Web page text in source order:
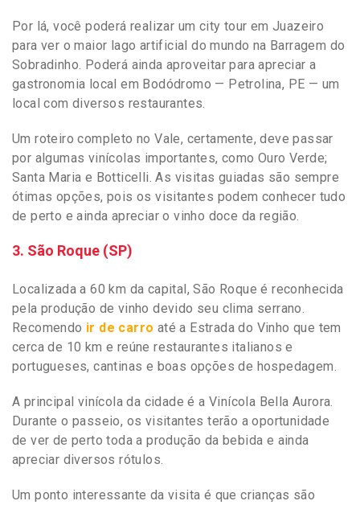
Por lá, você poderá realizar um city tour em Juazeiro
para ver o maior lago artificial do mundo na Barragem do
Sobradinho. Poderá ainda aproveitar para apreciar a
gastronomia local em Bodódromo — Petrolina, PE — um
local com diversos restaurantes.
Um roteiro completo no Vale, certamente, deve passar
por algumas vinícolas importantes, como Ouro Verde;
Santa Maria e Botticelli. As visitas guiadas são sempre
ótimas opções, pois os visitantes podem conhecer tudo
de perto e ainda apreciar o vinho doce da região.
3. São Roque (SP)
Localizada a 60 km da capital, São Roque é reconhecida
pela produção de vinho devido seu clima serrano.
Recomendo ir de carro até a Estrada do Vinho que tem
cerca de 10 km e reúne restaurantes italianos e
portugueses, cantinas e boas opções de hospedagem.
A principal vinícola da cidade é a Vinícola Bella Aurora.
Durante o passeio, os visitantes terão a oportunidade
de ver de perto toda a produção da bebida e ainda
apreciar diversos rótulos.
Um ponto interessante da visita é que crianças são